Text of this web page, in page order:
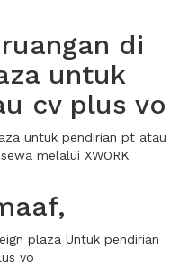
di
untuk
cv plus vo
untuk pendirian pt atau
melalui XWORK
plaza Untuk pendirian
vo